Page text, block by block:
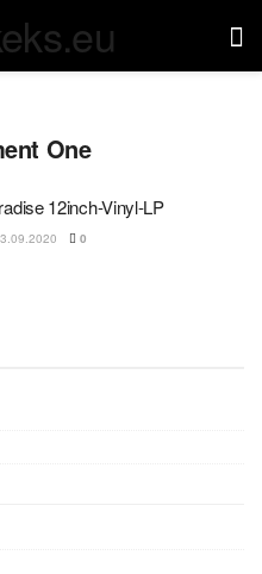
One
12inch-Vinyl-LP
0